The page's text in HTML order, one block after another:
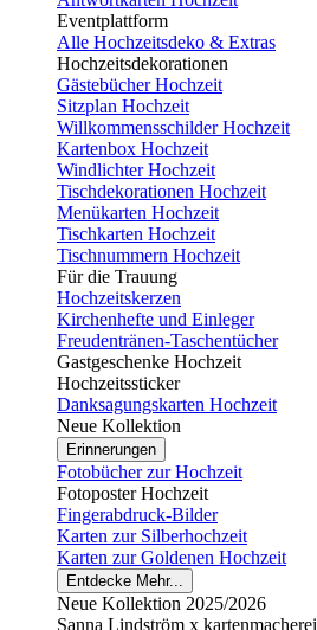
Eventplattform
Alle Hochzeitsdeko & Extras
Hochzeitsdekorationen
Gästebücher Hochzeit
Sitzplan Hochzeit
Willkommensschilder Hochzeit
Kartenbox Hochzeit
Windlichter Hochzeit
Tischdekorationen Hochzeit
Menükarten Hochzeit
Tischkarten Hochzeit
Tischnummern Hochzeit
Für die Trauung
Hochzeitskerzen
Kirchenhefte und Einleger
Freudentränen-Taschentücher
Gastgeschenke Hochzeit
Hochzeitssticker
Danksagungskarten Hochzeit
Neue Kollektion
Erinnerungen
Fotobücher zur Hochzeit
Fotoposter Hochzeit
Fingerabdruck-Bilder
Karten zur Silberhochzeit
Karten zur Goldenen Hochzeit
Entdecke Mehr...
Neue Kollektion 2025/2026
Sanna Lindström x kartenmacherei